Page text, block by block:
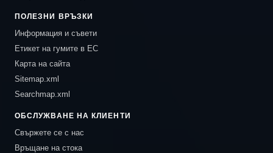
ПОЛЕЗНИ ВРЪЗКИ
Информация и съвети
Етикет на гумите в ЕС
Карта на сайта
Sitemap.xml
Searchmap.xml
ОБСЛУЖВАНЕ НА КЛИЕНТИ
Свържете се с нас
Връщане на стока